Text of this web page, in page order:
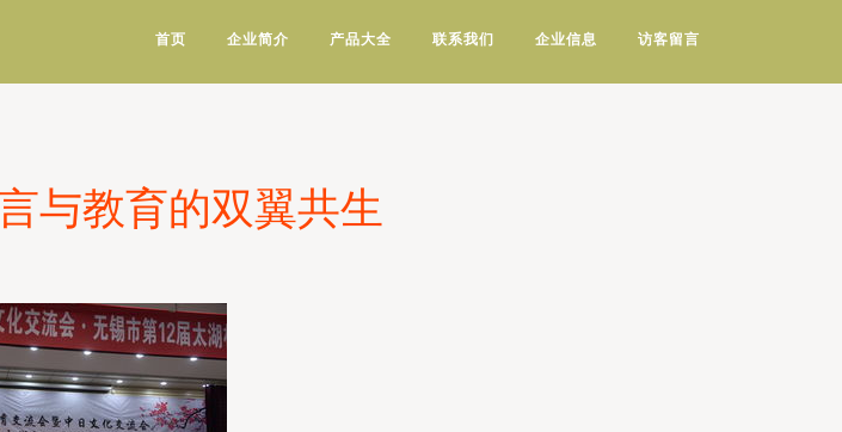
首页 企业简介 产品大全 联系我们 企业信息 访客留言
与教育的双翼共生